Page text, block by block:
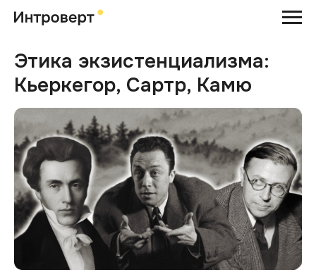
Этика экзистенциализма:
Кьеркегор, Сартр, Камю